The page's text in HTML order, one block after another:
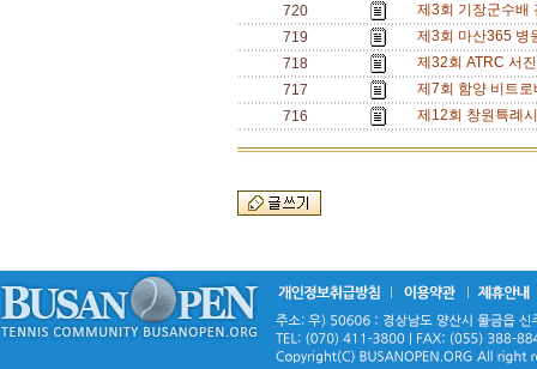
720
제3회 기장군수배
719
제3회 마산365 병
718
제32회 ATRC 서
717
제7회 함양 비트
716
제12회 창원특례